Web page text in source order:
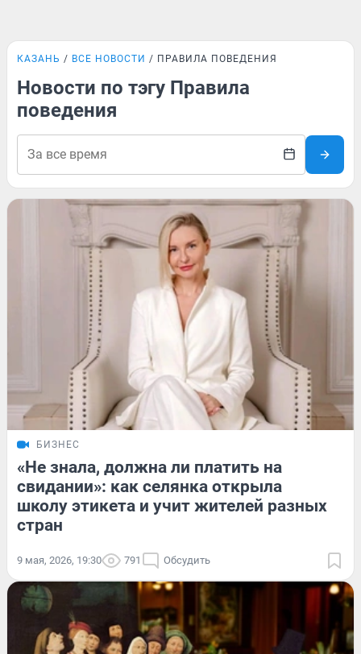
КАЗАНЬ ВСЕ НОВОСТИ ПРАВИЛА ПОВЕДЕНИЯ
Новости по тэгу Правила
поведения
БИЗНЕС
«Не знала, должна ли платить на
свидании»: как селянка открыла
школу этикета и учит жителей разных
стран
9 мая, 2026, 19:30 791 Обсудить